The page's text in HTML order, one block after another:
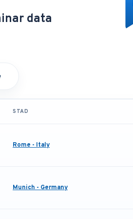
data
STAD
Rome - Italy
Munich - Germany